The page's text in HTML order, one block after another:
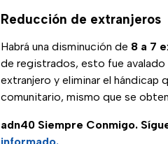
Reducción de extranjeros
Habrá una disminución de 8 a 7
de registrados, esto fue avalado
extranjero y eliminar el hándicap
comunitario, mismo que se
adn40 Siempre Conmigo.